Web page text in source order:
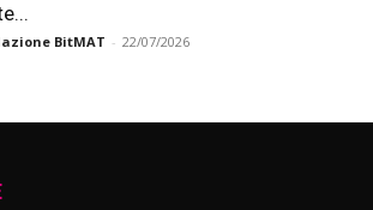
BitMAT - 22/07/2026